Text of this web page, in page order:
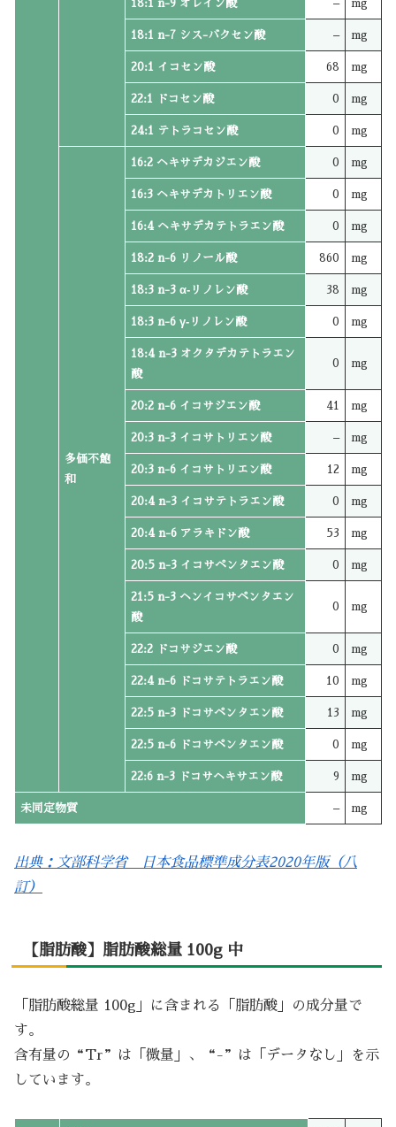
18:1 n-9 オレイン酸 – mg
18:1 n-7 シス-バクセン酸 – mg
20:1 イコセン酸 68 mg
22:1 ドコセン酸 0 mg
24:1 テトラコセン酸 0 mg
多価不飽
和
16:2 ヘキサデカジエン酸 0 mg
16:3 ヘキサデカトリエン酸 0 mg
16:4 ヘキサデカテトラエン酸 0 mg
18:2 n-6 リノール酸 860 mg
18:3 n-3 α‐リノレン酸 38 mg
18:3 n-6 γ‐リノレン酸 0 mg
18:4 n-3 オクタデカテトラエン
酸
0 mg
20:2 n-6 イコサジエン酸 41 mg
20:3 n-3 イコサトリエン酸 – mg
20:3 n-6 イコサトリエン酸 12 mg
20:4 n-3 イコサテトラエン酸 0 mg
20:4 n-6 アラキドン酸 53 mg
20:5 n-3 イコサペンタエン酸 0 mg
21:5 n-3 ヘンイコサペンタエン
酸
0 mg
22:2 ドコサジエン酸 0 mg
22:4 n-6 ドコサテトラエン酸 10 mg
22:5 n-3 ドコサペンタエン酸 13 mg
22:5 n-6 ドコサペンタエン酸 0 mg
22:6 n-3 ドコサヘキサエン酸 9 mg
未同定物質 – mg
出典：文部科学省 日本食品標準成分表2020年版（八
訂）
【脂肪酸】脂肪酸総量 100g 中
「脂肪酸総量 100g」に含まれる「脂肪酸」の成分量で
す。
含有量の“Tr”は「微量」、“-”は「データなし」を示
しています。